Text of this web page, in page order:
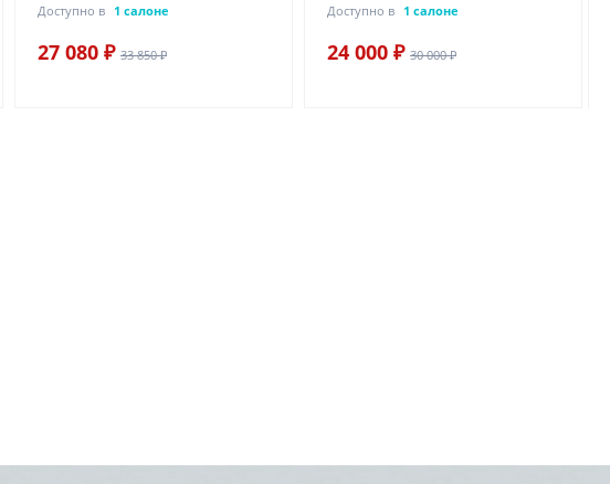
Доступно в 1 салоне
27 080 ₽ 33 850 ₽
Доступно в 1 салоне
24 000 ₽ 30 000 ₽